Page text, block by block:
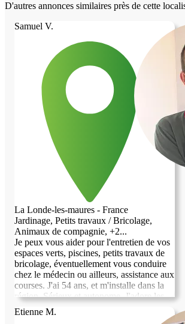
D'autres annonces similaires près de cette
Samuel V.
La Londe-les-maures - France
Jardinage, Petits travaux / Bricolage,
Animaux de compagnie, +2...
Je peux vous aider pour l'entretien de vos
espaces verts, piscines, petits travaux de
bricolage, éventuellement vous conduire
chez le médecin ou ailleurs, assistance aux
courses. J'ai 54 ans, et m'installe dans la
région. Sérieux et autonome. J'adore les
animaux, si vous en avez, je me ferai un
plaisir de m'en occuper.
Etienne M.